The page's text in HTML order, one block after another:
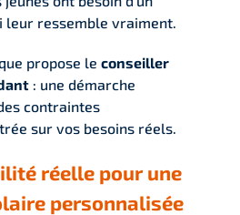
leur ressemble vraiment.
propose le conseiller
: une démarche
contraintes
sur vos besoins réels.
réelle pour une
personnalisée